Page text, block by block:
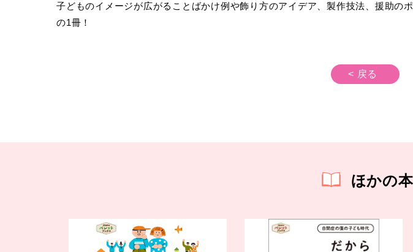
子どものイメージが広がることばかけ例や飾り方のアイデア、製作技法、援助
の1冊！
< 戻る
ほかの